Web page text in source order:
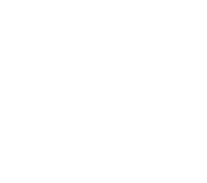
Prime
a obtenu un prix de design.